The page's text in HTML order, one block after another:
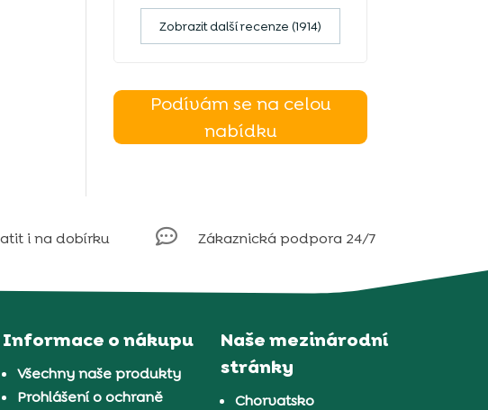
Zobrazit další recenze (1914)
Podívám se na celou
nabídku
i na dobírku  Zákaznická podpora 24/7
Informace o nákupu
Všechny naše produkty
Prohlášení o ochraně
Naše mezinárodní
stránky
Chorvatsko